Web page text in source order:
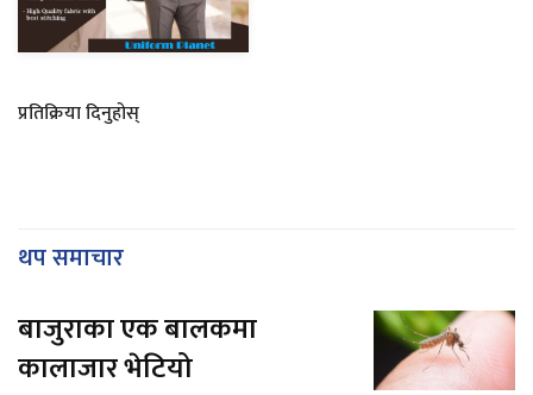
प्रतिक्रिया दिनुहोस्
थप समाचार
बाजुराका एक बालकमा
कालाजार भेटियो